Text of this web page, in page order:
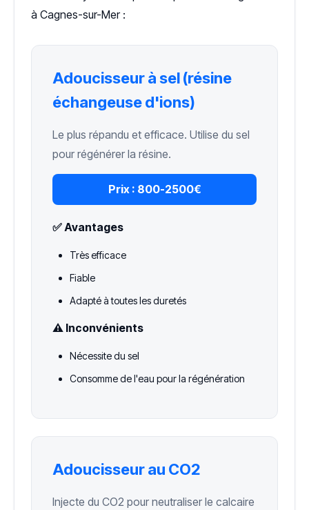
à Cagnes-sur-Mer :
Adoucisseur à sel (résine
échangeuse d'ions)
Le plus répandu et efficace. Utilise du sel
pour régénérer la résine.
Prix : 800-2500€
✅ Avantages
Très efficace
Fiable
Adapté à toutes les duretés
⚠️ Inconvénients
Nécessite du sel
Consomme de l'eau pour la régénération
Adoucisseur au CO2
Injecte du CO2 pour neutraliser le calcaire